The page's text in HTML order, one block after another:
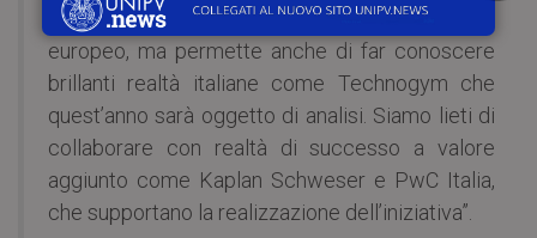
si sono posizionate tra le finaliste a livello
europeo, ma permette anche di far conoscere
brillanti realtà italiane come Technogym che
quest’anno sarà oggetto di analisi. Siamo lieti di
collaborare con realtà di successo a valore
aggiunto come Kaplan Schweser e PwC Italia,
che supportano la realizzazione dell’iniziativa”.